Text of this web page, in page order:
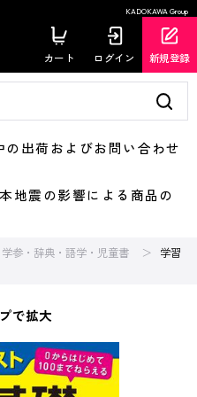
KADOKAWA Group
カート ログイン 新規登録
出荷およびお問い合わせ
震の影響による商品の
学参・辞典・語学・児童書
学習
で拡大